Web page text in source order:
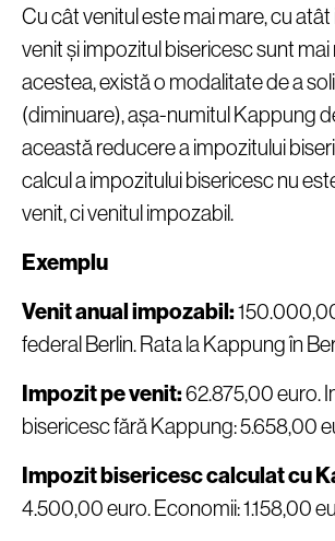
Cu cât venitul este mai mare, cu
venit și impozitul bisericesc sunt
acestea, există o modalitate de a
(diminuare), așa-numitul Kappung
această reducere a impozitului
calcul a impozitului bisericesc nu
venit, ci venitul impozabil.
Exemplu
Venit anual impozabil:
federal Berlin. Rata la Kappung în
Impozit pe venit:62.875,00 euro.
bisericesc fără Kappung: 5.658,00
Impozit bisericesc calculat cu
4.500,00 euro. Economii: 1.158,00